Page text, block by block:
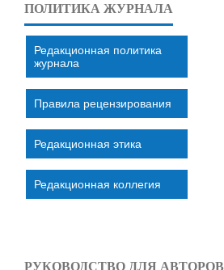
ПОЛИТИКА ЖУРНАЛА
Редакционная политика
журнала
Правила рецензирования
Редакционная этика
Редакционная коллегия
РУКОВОДСТВО ДЛЯ АВТОРОВ